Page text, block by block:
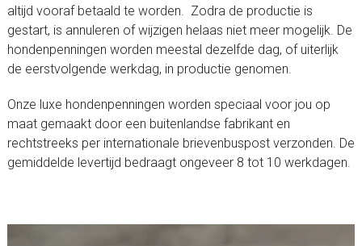
altijd vooraf betaald te worden. Zodra de productie is
gestart, is annuleren of wijzigen helaas niet meer mogelijk. De
hondenpenningen worden meestal dezelfde dag, of uiterlijk
de eerstvolgende werkdag, in productie genomen.
Onze luxe hondenpenningen worden speciaal voor jou op
maat gemaakt door een buitenlandse fabrikant en
rechtstreeks per internationale brievenbuspost verzonden. De
gemiddelde levertijd bedraagt ongeveer 8 tot 10 werkdagen.